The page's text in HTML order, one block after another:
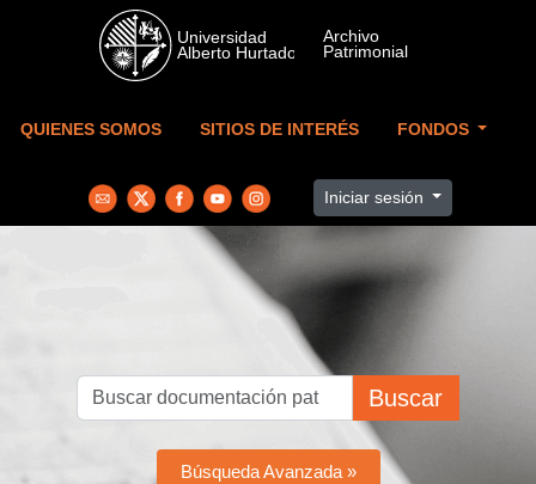
Skip to main content
QUIENES SOMOS SITIOS DE INTERÉS FONDOS
Iniciar sesión
Buscar
Búsqueda Avanzada »